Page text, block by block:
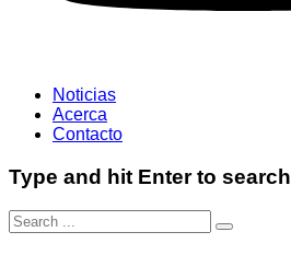
Noticias
Acerca
Contacto
Type and hit Enter to search